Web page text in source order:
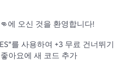
에 오신 것을 환영합니다!
를 사용하여 +3 무료 건너뛰기
아요에 새 코드 추가